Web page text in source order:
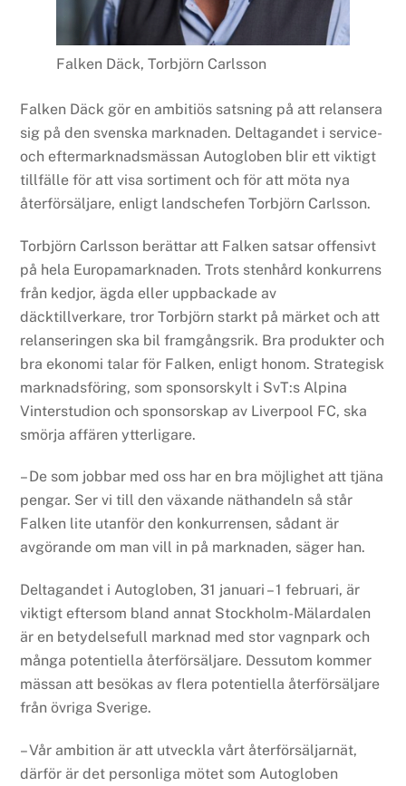
Falken Däck, Torbjörn Carlsson
Falken Däck gör en ambitiös satsning på att relansera
sig på den svenska marknaden. Deltagandet i service-
och eftermarknadsmässan Autogloben blir ett viktigt
tillfälle för att visa sortiment och för att möta nya
återförsäljare, enligt landschefen Torbjörn Carlsson.
Torbjörn Carlsson berättar att Falken satsar offensivt
på hela Europamarknaden. Trots stenhård konkurrens
från kedjor, ägda eller uppbackade av
däcktillverkare, tror Torbjörn starkt på märket och att
relanseringen ska bil framgångsrik. Bra produkter och
bra ekonomi talar för Falken, enligt honom. Strategisk
marknadsföring, som sponsorskylt i SvT:s Alpina
Vinterstudion och sponsorskap av Liverpool FC, ska
smörja affären ytterligare.
– De som jobbar med oss har en bra möjlighet att tjäna
pengar. Ser vi till den växande näthandeln så står
Falken lite utanför den konkurrensen, sådant är
avgörande om man vill in på marknaden, säger han.
Deltagandet i Autogloben, 31 januari – 1 februari, är
viktigt eftersom bland annat Stockholm-Mälardalen
är en betydelsefull marknad med stor vagnpark och
många potentiella återförsäljare. Dessutom kommer
mässan att besökas av flera potentiella återförsäljare
från övriga Sverige.
– Vår ambition är att utveckla vårt återförsäljarnät,
därför är det personliga mötet som Autogloben